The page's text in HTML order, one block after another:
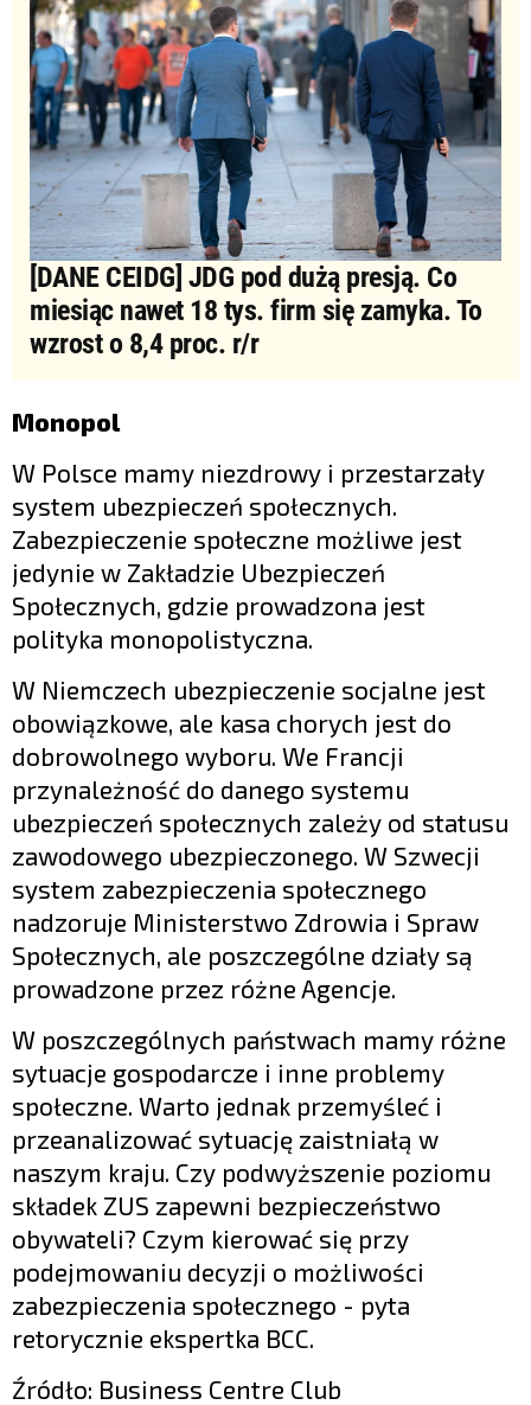
[DANE CEIDG] JDG pod dużą presją. Co
miesiąc nawet 18 tys. firm się zamyka. To
wzrost o 8,4 proc. r/r
Monopol
W Polsce mamy niezdrowy i przestarzały
system ubezpieczeń społecznych.
Zabezpieczenie społeczne możliwe jest
jedynie w Zakładzie Ubezpieczeń
Społecznych, gdzie prowadzona jest
polityka monopolistyczna.
W Niemczech ubezpieczenie socjalne jest
obowiązkowe, ale kasa chorych jest do
dobrowolnego wyboru. We Francji
przynależność do danego systemu
ubezpieczeń społecznych zależy od statusu
zawodowego ubezpieczonego. W Szwecji
system zabezpieczenia społecznego
nadzoruje Ministerstwo Zdrowia i Spraw
Społecznych, ale poszczególne działy są
prowadzone przez różne Agencje.
W poszczególnych państwach mamy różne
sytuacje gospodarcze i inne problemy
społeczne. Warto jednak przemyśleć i
przeanalizować sytuację zaistniałą w
naszym kraju. Czy podwyższenie poziomu
składek ZUS zapewni bezpieczeństwo
obywateli? Czym kierować się przy
podejmowaniu decyzji o możliwości
zabezpieczenia społecznego - pyta
retorycznie ekspertka BCC.
Źródło: Business Centre Club